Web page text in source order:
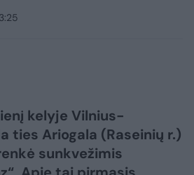
kelyje Vilnius-
ties Ariogala (Raseinių r.)
sunkvežimis